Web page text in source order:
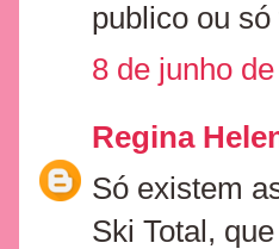
publico ou
8 de junho
Regina
Só existem
Ski Total,